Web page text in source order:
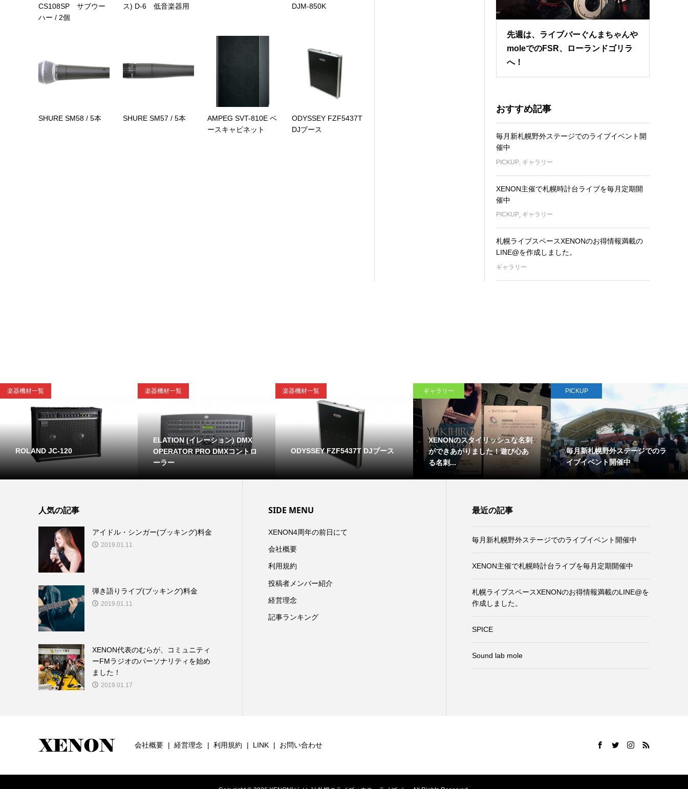
CS108SP サブウー
ハー / 2個
ス) D-6 低音楽器用
DJM-850K
SHURE SM58 / 5本 SHURE SM57 / 5本
AMPEG SVT-810E ベ
ースキャビネット
ODYSSEY FZF5437T
DJブース
先週は、ライブバーぐんまちゃんや
moleでのFSR、ローランドゴリラ
へ！
おすすめ記事
毎月新札幌野外ステージでのライブイベント開
催中
PICKUP ギャラリー
XENON主催で札幌時計台ライブを毎月定期開
催中
PICKUP ギャラリー
札幌ライブスペースXENONのお得情報満載の
LINE@を作成しました。
ギャラリー
楽器機材一覧
ROLAND JC-120
楽器機材一覧
ELATION (イレーション) DMX
OPERATOR PRO DMXコントロ
ーラー
楽器機材一覧
ODYSSEY FZF5437T DJブース
ギャラリー
XENONのスタイリッシュな名刺
ができあがりました！遊び心あ
る名刺...
PICKUP
毎月新札幌野外ステージでのラ
イブイベント開催中
人気の記事
アイドル・シンガー(ブッキング)料金
2019.01.11
弾き語りライブ(ブッキング)料金
2019.01.11
XENON代表のむらが、コミュニティ
ーFMラジオのパーソナリティを始め
ました！
2019.01.17
SIDE MENU
XENON4周年の前日にて
会社概要
利用規約
投稿者メンバー紹介
経営理念
記事ランキング
最近の記事
毎月新札幌野外ステージでのライブイベント開催中
XENON主催で札幌時計台ライブを毎月定期開催中
札幌ライブスペースXENONのお得情報満載のLINE@を
作成しました。
SPICE
Sound lab mole
会社概要 経営理念 利用規約 LINK お問い合わせ